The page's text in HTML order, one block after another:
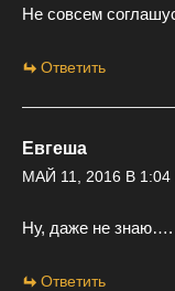
Не совсем
Ответить
Евгеша
МАЙ 11, 2016 В
Ну, даже не знаю….
Ответить